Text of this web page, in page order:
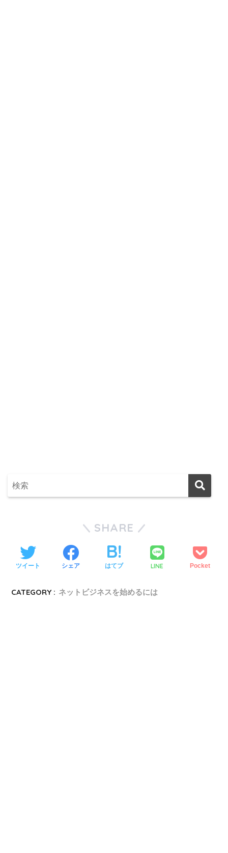
SHARE
ツイート シェア はてブ LINE Pocket
CATEGORY : ネットビジネスを始めるには